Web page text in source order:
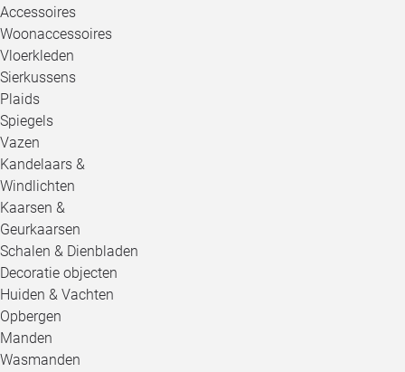
Accessoires
Woonaccessoires
Vloerkleden
Sierkussens
Plaids
Spiegels
Vazen
Kandelaars &
Windlichten
Kaarsen &
Geurkaarsen
Schalen & Dienbladen
Decoratie objecten
Huiden & Vachten
Opbergen
Manden
Wasmanden